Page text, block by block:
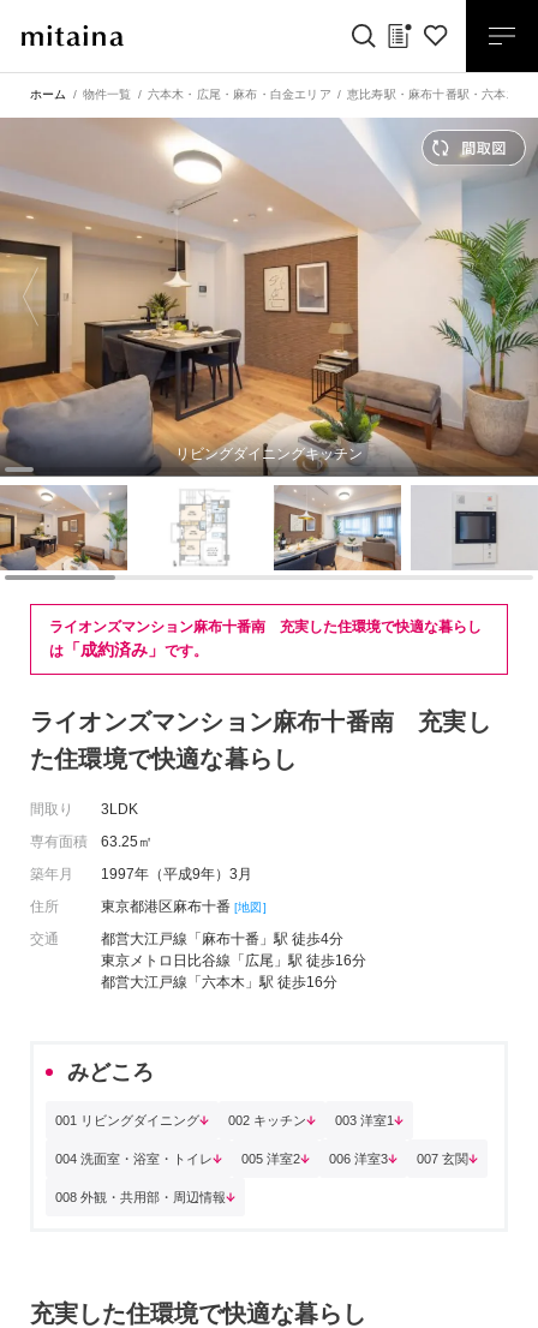
ホーム 物件一覧 六本木・広尾・麻布・白金エリア 恵比寿駅 ・ 麻布十番駅 ・六本木駅
リビングダイニングキッチン
ライオンズマンション麻布十番南 充実した住環境で快適な暮らし
は 「成約済み」 です。
ライオンズマンション麻布十番南 充実し
た住環境で快適な暮らし
間取り
3LDK
専有面積
63.25㎡
築年月
1997年（平成9年）3月
住所
東京都港区麻布十番 [地図]
交通
都営大江戸線「麻布十番」駅 徒歩4分
東京メトロ日比谷線「広尾」駅 徒歩16分
都営大江戸線「六本木」駅 徒歩16分
みどころ
001 リビングダイニング 002 キッチン 003 洋室1
004 洗面室・浴室・トイレ 005 洋室2 006 洋室3 007 玄関
008 外観・共用部・周辺情報
充実した住環境で快適な暮らし